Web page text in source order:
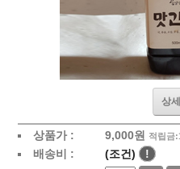
상
상품가 : 9,000원 적립금
배송비 : (조건)
!